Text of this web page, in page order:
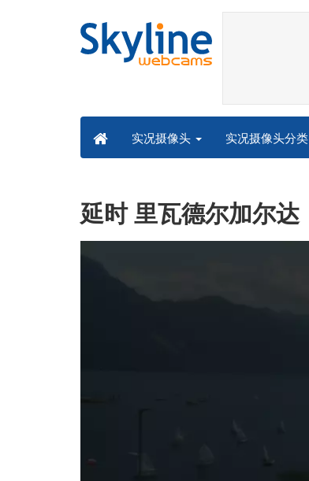
实况摄像头 实况摄像头分类
延时 里瓦德尔加尔达